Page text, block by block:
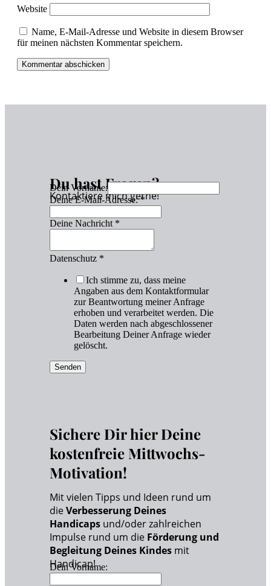
Website
Name, E-Mail-Adresse und Website in diesem Browser
für meinen nächsten Kommentar speichern.
Du hast Fragen?
Kontaktiere mich gerne!
Dein Vorname:
Deine E-Mail-Adresse:*
Deine Nachricht *
Datenschutz *
Ich stimme zu, dass meine
Angaben aus dem Kontaktformular
zur Beantwortung meiner Anfrage
erhoben und verarbeitet werden. Die
Daten werden nach abgeschlossener
Bearbeitung Deiner Anfrage wieder
gelöscht.
Senden
Sichere Dir hier Deine
kostenfreie Mittwochs-
Motivation!
Mit vielen Tipps und Ideen rund um
dieVerbesserung Deines
Handicaps und/oder zahlreichen
Impulse rund um die Förderung und
Begleitung Deines Kindes mit
Handicap!
Dein Vorname: